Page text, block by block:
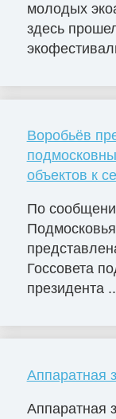
молодых
здесь
Воробьёв
объектов к
По
Госсовета
президента
Аппаратная
Аппаратная